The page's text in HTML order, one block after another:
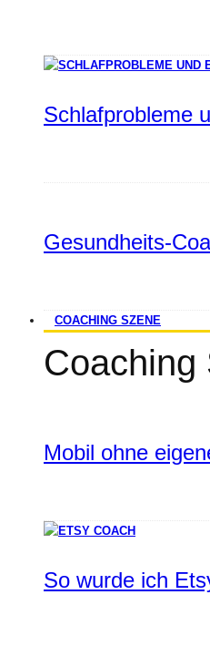
Schlafprobleme
Gesundheits-
COACHING SZENE
Coaching
Mobil ohne
So wurde ich